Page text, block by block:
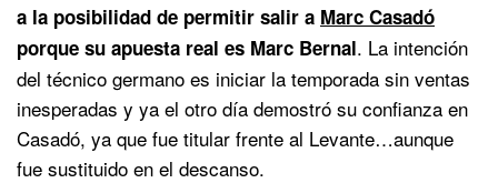
a la posibilidad de permitir salir a Marc Casadó
porque su apuesta real es Marc Bernal. La intención
del técnico germano es iniciar la temporada sin ventas
inesperadas y ya el otro día demostró su confianza en
Casadó, ya que fue titular frente al Levante…aunque
fue sustituido en el descanso.